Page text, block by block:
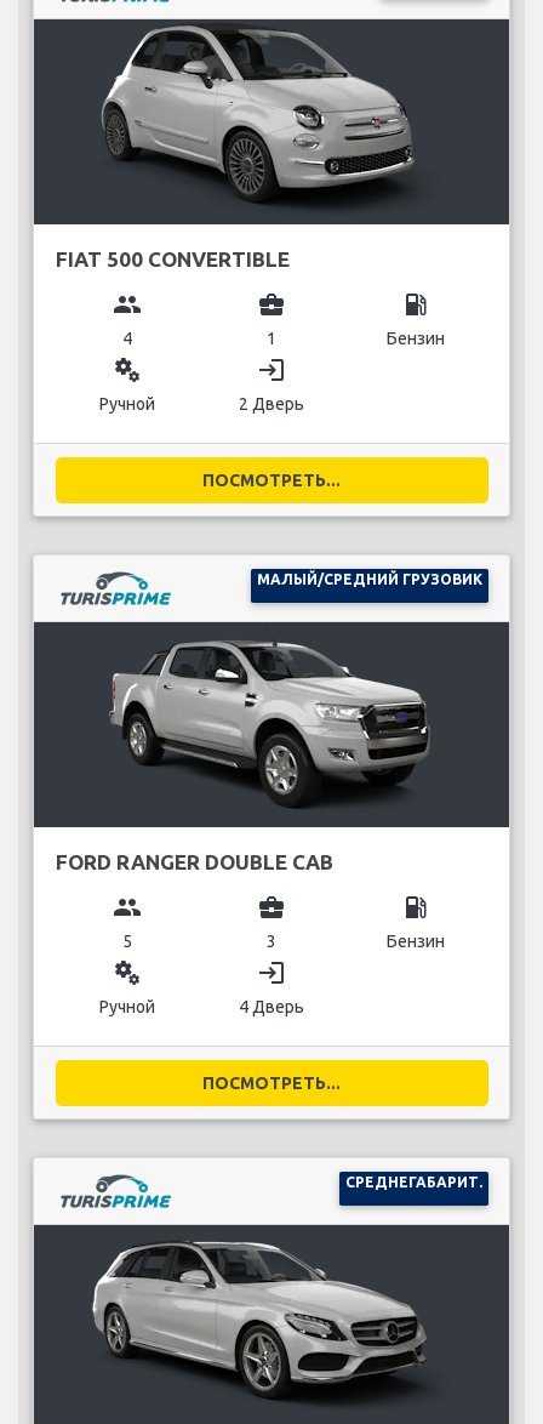
FIAT 500 CONVERTIBLE
group
4
business_center
1
local_gas_station
Бензин
miscellaneous_services
Ручной
login
2 Дверь
ПОСМОТРЕТЬ...
МАЛЫЙ/СРЕДНИЙ ГРУЗОВИК
FORD RANGER DOUBLE CAB
group
5
business_center
3
local_gas_station
Бензин
miscellaneous_services
Ручной
login
4 Дверь
ПОСМОТРЕТЬ...
СРЕДНЕГАБАРИТ.